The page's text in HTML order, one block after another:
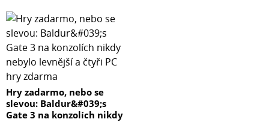
Hry zadarmo, nebo se
slevou: Baldur&#039;s
Gate 3 na konzolích nikdy